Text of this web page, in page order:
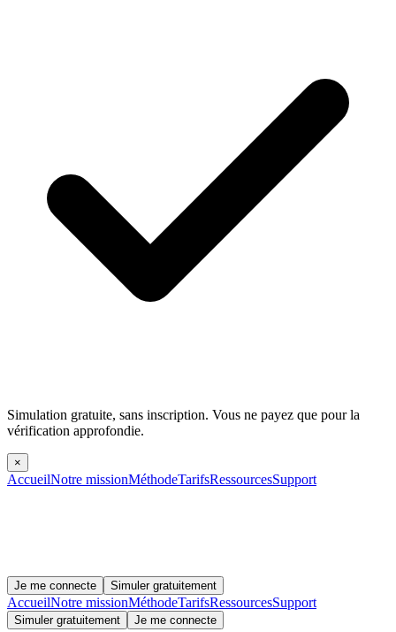
Simulation gratuite, sans inscription. Vous ne payez que pour la
vérification approfondie.
×
AccueilNotre missionMéthodeTarifsRessourcesSupport
Je me connecte Simuler gratuitement
AccueilNotre missionMéthodeTarifsRessourcesSupport
Simuler gratuitement Je me connecte